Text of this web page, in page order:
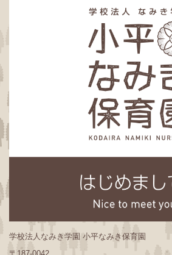
学校法人なみき学園 小平なみき保育園